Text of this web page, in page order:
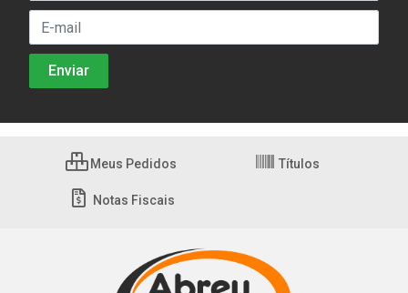
Meus Pedidos Títulos
Notas Fiscais